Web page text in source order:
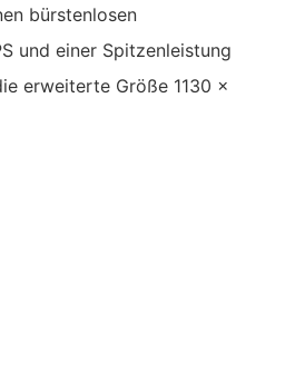
bürstenlosen
und einer Spitzenleistung
erweiterte Größe 1130 x